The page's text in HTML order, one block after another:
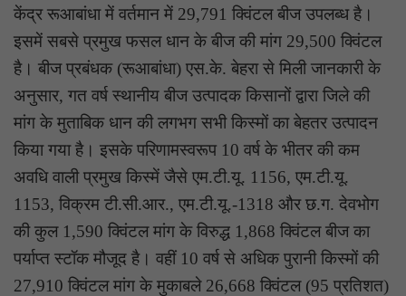
केंद्र रूआबांधा में वर्तमान में 29,791 क्विंटल बीज उपलब्ध है।
इसमें सबसे प्रमुख फसल धान के बीज की मांग 29,500 क्विंटल
है। बीज प्रबंधक (रूआबांधा) एस.के. बेहरा से मिली जानकारी के
अनुसार, गत वर्ष स्थानीय बीज उत्पादक किसानों द्वारा जिले की
मांग के मुताबिक धान की लगभग सभी किस्मों का बेहतर उत्पादन
किया गया है। इसके परिणामस्वरूप 10 वर्ष के भीतर की कम
अवधि वाली प्रमुख किस्में जैसे एम.टी.यू. 1156, एम.टी.यू.
1153, विक्रम टी.सी.आर., एम.टी.यू.-1318 और छ.ग. देवभोग
की कुल 1,590 क्विंटल मांग के विरुद्ध 1,868 क्विंटल बीज का
पर्याप्त स्टॉक मौजूद है। वहीं 10 वर्ष से अधिक पुरानी किस्मों की
27,910 क्विंटल मांग के मुकाबले 26,668 क्विंटल (95 प्रतिशत)